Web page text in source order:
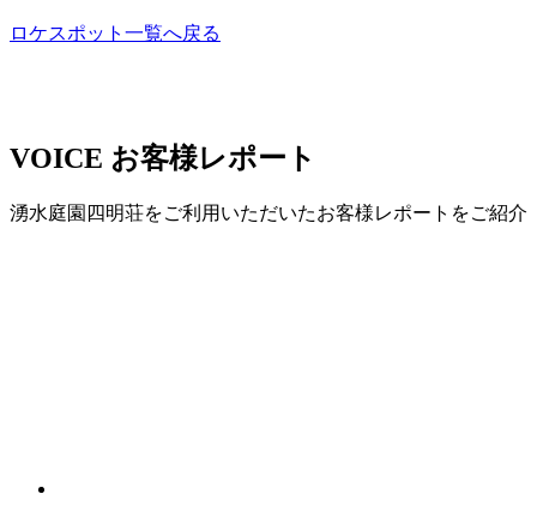
ロケスポット一覧へ戻る
VOICE お客様レポート
湧水庭園四明荘をご利用いただいたお客様レポートをご紹介